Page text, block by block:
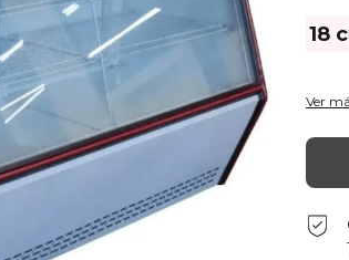
18
Ver